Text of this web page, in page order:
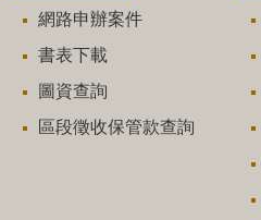
網路申辦案件
書表下載
圖資查詢
區段徵收保管款查詢